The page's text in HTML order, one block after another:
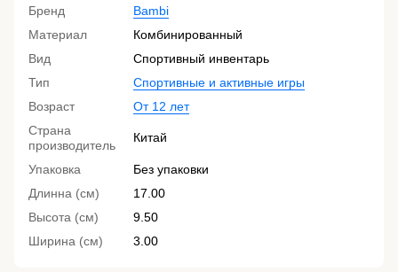
Бренд
Bambi
Материал
Комбинированный
Вид
Спортивный инвентарь
Тип
Спортивные и активные игры
Возраст
От 12 лет
Страна
производитель
Китай
Упаковка
Без упаковки
Длинна (см)
17.00
Высота (см)
9.50
Ширина (см)
3.00